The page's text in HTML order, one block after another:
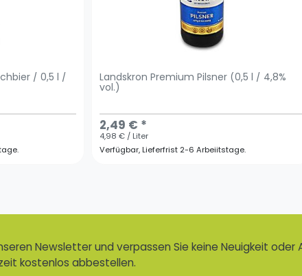
/ 0,5 l / Landskron Premium Pilsner (0,5 l / 4,8%
vol.)
2,49 € *
4,98 € / Liter
Verfügbar, Lieferfrist 2-6 Arbeiitstage.
Newsletter und verpassen Sie keine Neuigkeit oder
kostenlos abbestellen.